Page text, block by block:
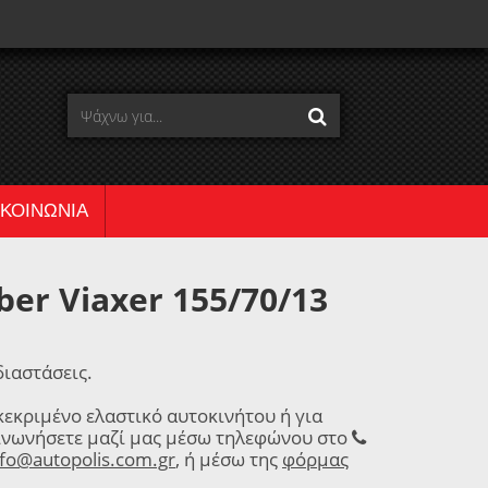
Viaxer 155/70/13
ελαστικό αυτοκινήτου ή για
μαζί μας μέσω τηλεφώνου στο
, ή μέσω της φόρμας